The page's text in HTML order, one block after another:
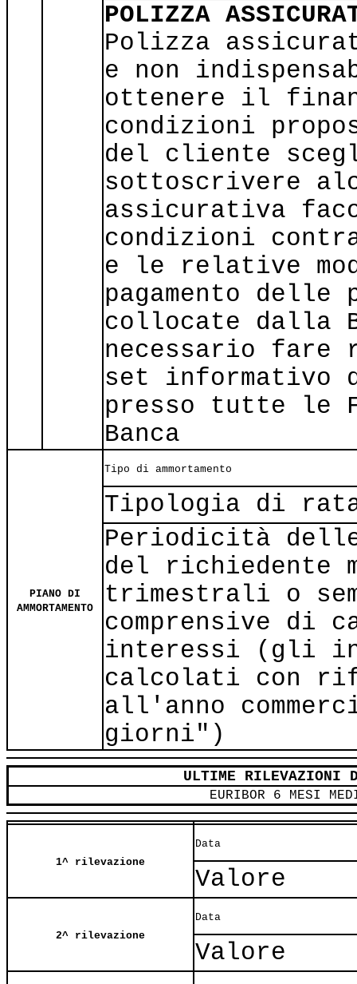
POLIZZA
Polizza
e non
ottenere il
condizioni
del cliente
sottoscrivere
assicurativa
condizioni
e le relative
pagamento delle
collocate dalla
necessario fare
set informativo
presso tutte
Banca
PIANO DI
AMMORTAMENTO
Tipo di ammortamento
Tipologia di
Periodicità
del richiedente
trimestrali o
comprensive di
interessi (gli
calcolati con
all'anno
giorni")
ULTIME RILEVAZIONI
EURIBOR 6 MESI
1^ rilevazione
Data
Valore
2^ rilevazione
Data
Valore